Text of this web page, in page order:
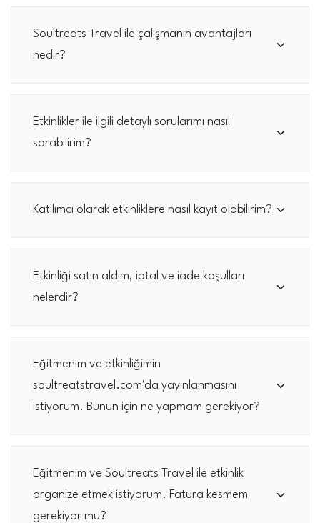
Soultreats Travel ile çalışmanın avantajları
nedir?
Etkinlikler ile ilgili detaylı sorularımı nasıl
sorabilirim?
Katılımcı olarak etkinliklere nasıl kayıt olabilirim?
Etkinliği satın aldım, iptal ve iade koşulları
nelerdir?
Eğitmenim ve etkinliğimin
soultreatstravel.com'da yayınlanmasını
istiyorum. Bunun için ne yapmam gerekiyor?
Eğitmenim ve Soultreats Travel ile etkinlik
organize etmek istiyorum. Fatura kesmem
gerekiyor mu?